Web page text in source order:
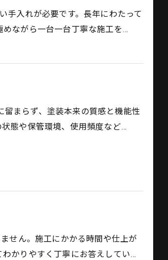
手入れが必要です。長年にわたって
ながら一台一台丁寧な施工を…
留まらず、塗装本来の質感と機能性
態や保管環境、使用頻度など…
せん。施工にかかる時間や仕上が
かりやすく丁寧にお答えしてい…